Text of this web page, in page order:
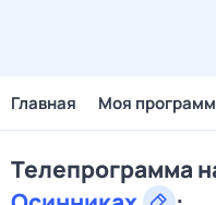
Главная Моя
Телепрограмма